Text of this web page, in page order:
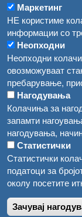
Маркетинг
НЕ користиме
информации со
Неопходни
Неопходни
овозможуваат
пребарување,
Нагодувања
Колачиња за
запамти
нагодувања,
Статистички
Статистички
податоци за
околу посетите
Зачувај
Во Гостивар спроведени 70 вонредни контроли
Забраната за водата во Гостивар останува на сила, операторите да користат само технички безбедна вода